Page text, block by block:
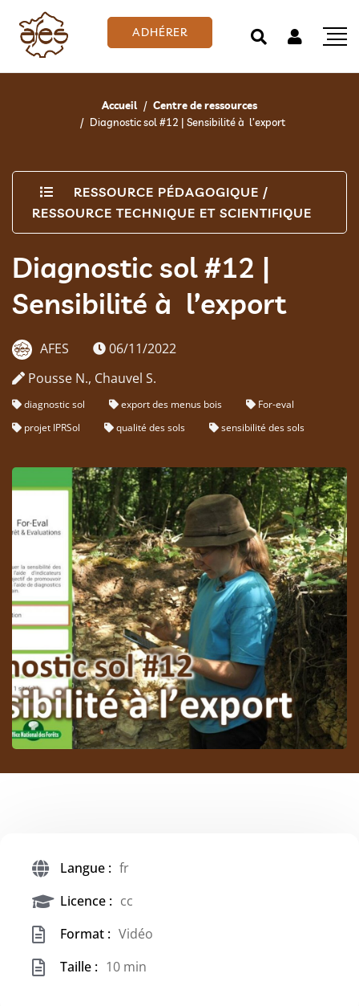
ADHÉRER
Accueil
Centre de ressources
Diagnostic sol #12 | Sensibilité à l’export
RESSOURCE PÉDAGOGIQUE /
RESSOURCE TECHNIQUE ET SCIENTIFIQUE
Diagnostic sol #12 |
Sensibilité à l’export
AFES
06/11/2022
Pousse N., Chauvel S.
diagnostic sol export des menus bois
For-eval
projet IPRSol
qualité des sols sensibilité des sols
Langue : fr
Licence : cc
Format : Vidéo
Taille : 10 min